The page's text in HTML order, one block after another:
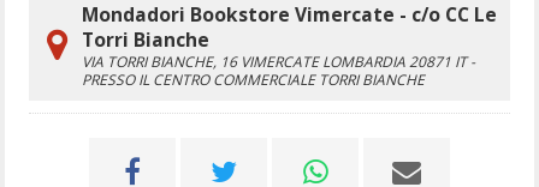
Mondadori Bookstore Vimercate - c/o CC Le
Torri Bianche
VIA TORRI BIANCHE, 16 VIMERCATE LOMBARDIA 20871 IT -
PRESSO IL CENTRO COMMERCIALE TORRI BIANCHE